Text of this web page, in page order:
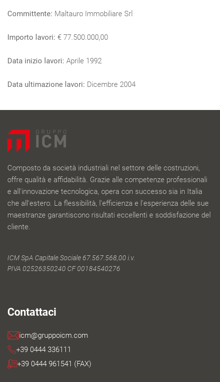
Committente: Maltauro Immobiliare Srl
Importo lavori: € 77.500.000,00
Data inizio lavori: Aprile 1992
Data ultimazione lavori: Dicembre 2004
Composto da società industriali nel settore delle costruzioni,
offre qualità e affidabilità. Grazie alle competenze professionali
e all'innovazione tecnologica, opera con successo sia in Italia
che all'estero. La flessibilità, l'efficienza e l'esperienza delle sue
maestranze garantiscono risultati eccellenti e soddisfazione del
cliente.
ICM SpA Capitale Sociale 67.567.568,00 i.v.
PIVA 02526350240 CF 00184540276
Contattaci
icm@gruppoicm.com
+39 0444 336111
+39 0444 961541 (FAX)